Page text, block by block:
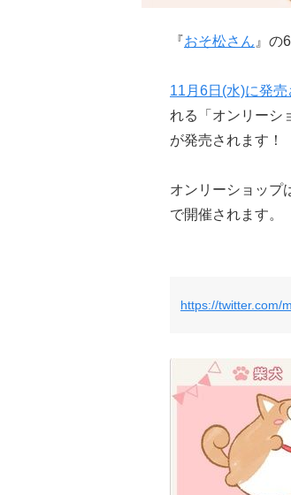
『おそ松さん 』の
11月6日(水)に発
れる「オンリーシ
が発売されます！
オンリーショップ
で開催されます。
https://twitter.com/